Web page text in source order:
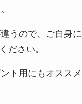
うので、ご自身に
ださい。
ト用にもオススメ